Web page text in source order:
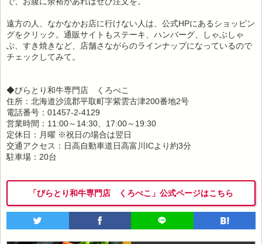
遠方の人、なかなかお店に行けない人は、公式HPにあるショッピン
グをクリック。通販サイトもステーキ、ハンバーグ、しゃぶしゃ
ぶ、すき焼きなど、店舗さながらのラインナップになっているので
チェックしてみて。
◆びらとり和牛専門店 くろべこ
住所：北海道沙流郡平取町字紫雲古津200番地2号
電話番号：01457-2-4129
営業時間：11:00～14:30、17:00～19:30
定休日：月曜 ※祝日の場合は翌日
交通アクセス：日高自動車道日高富川ICより約3分
駐車場：20台
「びらとり和牛専門店 くろべこ」公式ページはこちら